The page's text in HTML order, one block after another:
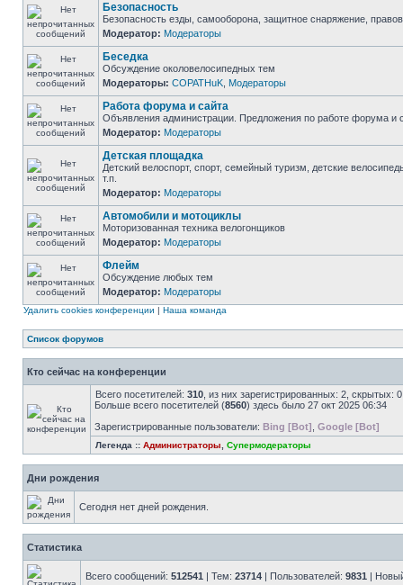
Безопасность
Безопасность езды, самооборона, защитное снаряжение,
Модератор: Модераторы
Беседка
Обсуждение околовелосипедных тем
Модераторы: COPATHuK Модераторы
Работа форума и сайта
Объявления администрации. Предложения по работе форума и
Модератор: Модераторы
Детская площадка
Детский велоспорт, спорт, семейный туризм, детские
т.п.
Модератор: Модераторы
Автомобили и мотоциклы
Моторизованная техника велогонщиков
Модератор: Модераторы
Флейм
Обсуждение любых тем
Модератор: Модераторы
Удалить cookies конференции | Наша команда
Список форумов
Кто сейчас на конференции
Всего посетителей: 310 , из них зарегистрированных: 2, скрытых:
Больше всего посетителей (8560) здесь было 27 окт 2025 06:34
Зарегистрированные пользователи: Bing [Bot] Google [Bot]
Легенда :: Администраторы Супермодераторы
Дни рождения
Сегодня нет дней рождения.
Статистика
Всего сообщений: 512541 | Тем: 23714 | Пользователей: 9831 |